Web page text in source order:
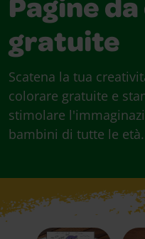
Pagine
gratuite
Scatena la tua
colorare gratuite e
stimolare
bambini di tutte le età.